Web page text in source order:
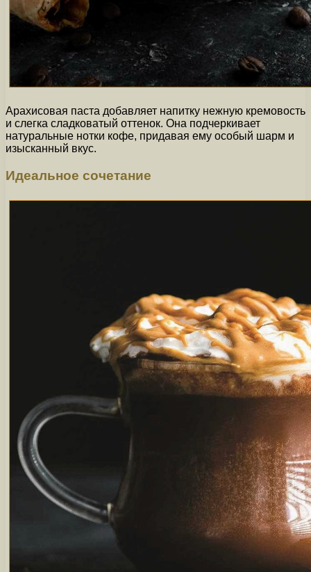
Арахисовая паста добавляет напитку нежную кремовость
и слегка сладковатый оттенок. Она подчеркивает
натуральные нотки кофе, придавая ему особый шарм и
изысканный вкус.
Идеальное сочетание